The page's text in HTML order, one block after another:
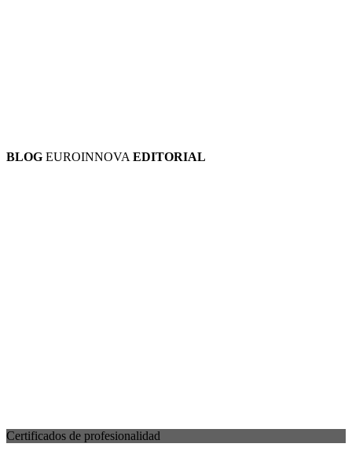
BLOG EUROINNOVA EDITORIAL
Certificados de profesionalidad